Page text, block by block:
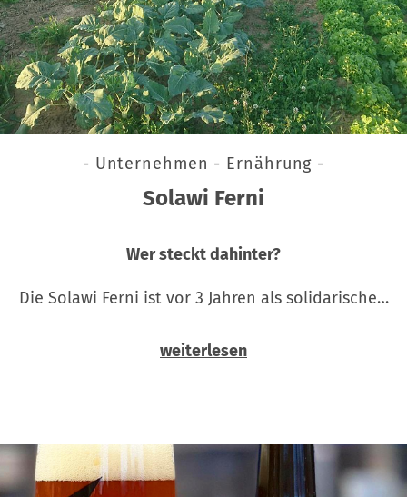
- Unternehmen - Ernährung -
Solawi Ferni
Wer steckt dahinter?
Die Solawi Ferni ist vor 3 Jahren als solidarische…
weiterlesen